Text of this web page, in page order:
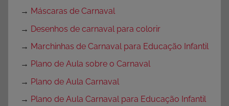
→ Máscaras de Carnaval
→ Desenhos de carnaval para colorir
→ Marchinhas de Carnaval para Educação Infantil
→ Plano de Aula sobre o Carnaval
→ Plano de Aula Carnaval
→ Plano de Aula Carnaval para Educação Infantil